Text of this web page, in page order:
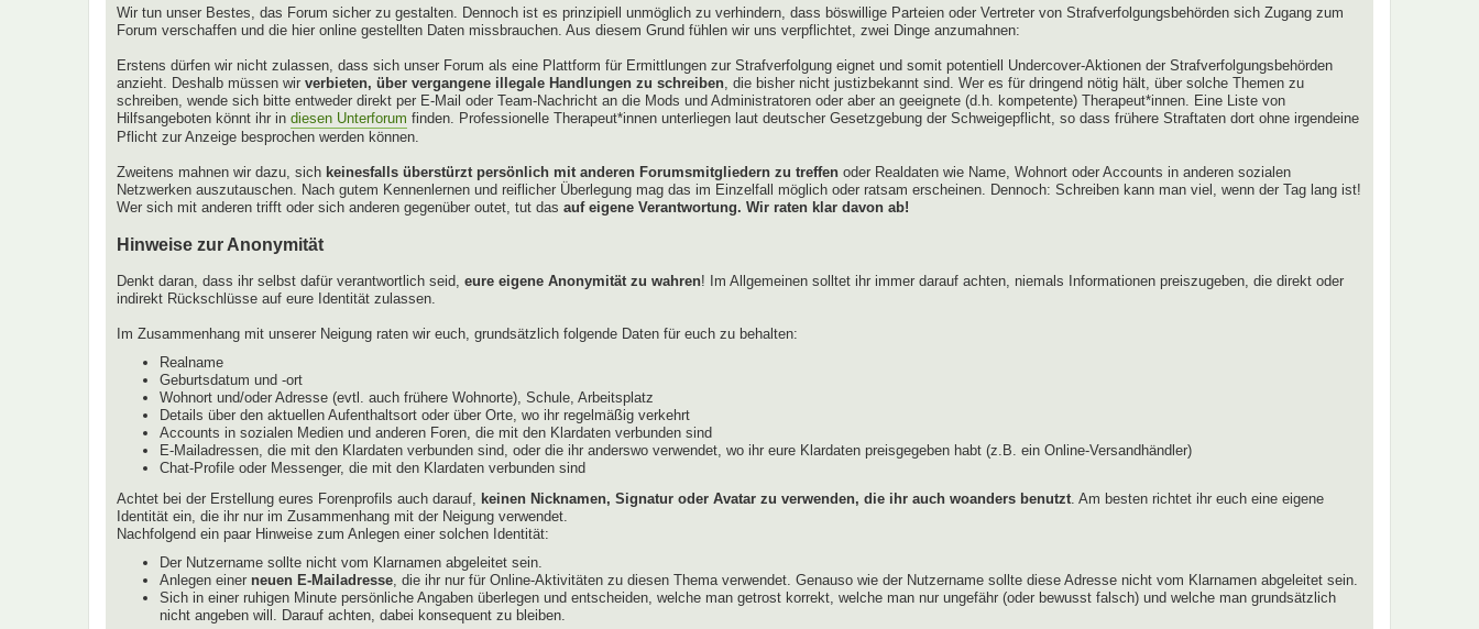
Wir tun unser Bestes, das Forum sicher zu gestalten. Dennoch ist es prinzipiell unmöglich zu verhindern, dass böswillige Parteien oder Vertreter von Strafverfolgungsbehörden sich Zugang zum
Forum verschaffen und die hier online gestellten Daten missbrauchen. Aus diesem Grund fühlen wir uns verpflichtet, zwei Dinge anzumahnen:
Erstens dürfen wir nicht zulassen, dass sich unser Forum als eine Plattform für Ermittlungen zur Strafverfolgung eignet und somit potentiell Undercover-Aktionen der Strafverfolgungsbehörden
anzieht. Deshalb müssen wir verbieten, über vergangene illegale Handlungen zu schreiben , die bisher nicht justizbekannt sind. Wer es für dringend nötig hält, über solche Themen zu
schreiben, wende sich bitte entweder direkt per E-Mail oder Team-Nachricht an die Mods und Administratoren oder aber an geeignete (d.h. kompetente) Therapeut*innen. Eine Liste von
Hilfsangeboten könnt ihr in diesen Unterforum finden. Professionelle Therapeut*innen unterliegen laut deutscher Gesetzgebung der Schweigepflicht, so dass frühere Straftaten dort ohne irgendeine
Pflicht zur Anzeige besprochen werden können.
Zweitens mahnen wir dazu, sich keinesfalls überstürzt persönlich mit anderen Forumsmitgliedern zu treffen oder Realdaten wie Name, Wohnort oder Accounts in anderen sozialen
Netzwerken auszutauschen. Nach gutem Kennenlernen und reiflicher Überlegung mag das im Einzelfall möglich oder ratsam erscheinen. Dennoch: Schreiben kann man viel, wenn der Tag lang ist!
Wer sich mit anderen trifft oder sich anderen gegenüber outet, tut das auf eigene Verantwortung. Wir raten klar davon ab!
Hinweise zur Anonymität
Denkt daran, dass ihr selbst dafür verantwortlich seid, eure eigene Anonymität zu wahren! Im Allgemeinen solltet ihr immer darauf achten, niemals Informationen preiszugeben, die direkt oder
indirekt Rückschlüsse auf eure Identität zulassen.
Im Zusammenhang mit unserer Neigung raten wir euch, grundsätzlich folgende Daten für euch zu behalten:
Realname
Geburtsdatum und -ort
Wohnort und/oder Adresse (evtl. auch frühere Wohnorte), Schule, Arbeitsplatz
Details über den aktuellen Aufenthaltsort oder über Orte, wo ihr regelmäßig verkehrt
Accounts in sozialen Medien und anderen Foren, die mit den Klardaten verbunden sind
E-Mailadressen, die mit den Klardaten verbunden sind, oder die ihr anderswo verwendet, wo ihr eure Klardaten preisgegeben habt (z.B. ein Online-Versandhändler)
Chat-Profile oder Messenger, die mit den Klardaten verbunden sind
Achtet bei der Erstellung eures Forenprofils auch darauf, keinen Nicknamen, Signatur oder Avatar zu verwenden, die ihr auch woanders benutzt . Am besten richtet ihr euch eine eigene
Identität ein, die ihr nur im Zusammenhang mit der Neigung verwendet.
Nachfolgend ein paar Hinweise zum Anlegen einer solchen Identität:
Der Nutzername sollte nicht vom Klarnamen abgeleitet sein.
Anlegen einer neuen E-Mailadresse, die ihr nur für Online-Aktivitäten zu diesen Thema verwendet. Genauso wie der Nutzername sollte diese Adresse nicht vom Klarnamen abgeleitet sein.
Sich in einer ruhigen Minute persönliche Angaben überlegen und entscheiden, welche man getrost korrekt, welche man nur ungefähr (oder bewusst falsch) und welche man grundsätzlich
nicht angeben will. Darauf achten, dabei konsequent zu bleiben.